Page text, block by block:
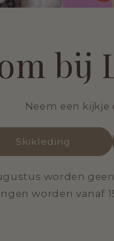
bij
Neem een
Skikleding
worden
worden vanaf